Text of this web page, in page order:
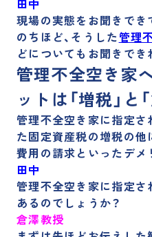
田中
現場の実態をお聞きでき
のちほど、そうした管理
どについてもお聞きでき
管理不全空き家
ットは「増税」と
管理不全空き家に指定さ
た固定資産税の増税の他
費用の請求といったデメ
田中
管理不全空き家に指定
あるのでしょうか？
倉澤教授